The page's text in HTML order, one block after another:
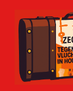
inhoud